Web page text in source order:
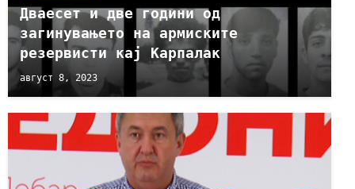
Дваесет и две години од
загинувањето на армиските
резервисти кај Карпалак
август 8, 2023